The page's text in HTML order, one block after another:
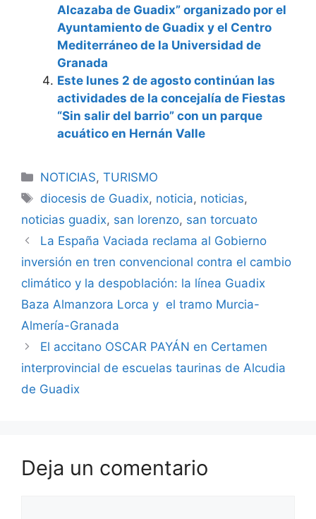
Alcazaba de Guadix” organizado por el
Ayuntamiento de Guadix y el Centro
Mediterráneo de la Universidad de
Granada
Este lunes 2 de agosto continúan las
actividades de la concejalía de Fiestas
“Sin salir del barrio” con un parque
acuático en Hernán Valle
Categorías
NOTICIAS,TURISMO
Etiquetas
diocesis de Guadix, noticia, noticias,
noticias guadix, san lorenzo, san torcuato
La España Vaciada reclama al Gobierno
inversión en tren convencional contra el cambio
climático y la despoblación: la línea Guadix
Baza Almanzora Lorca y el tramo Murcia-
Almería-Granada
El accitano OSCAR PAYÁN en Certamen
interprovincial de escuelas taurinas de Alcudia
de Guadix
Deja un comentario